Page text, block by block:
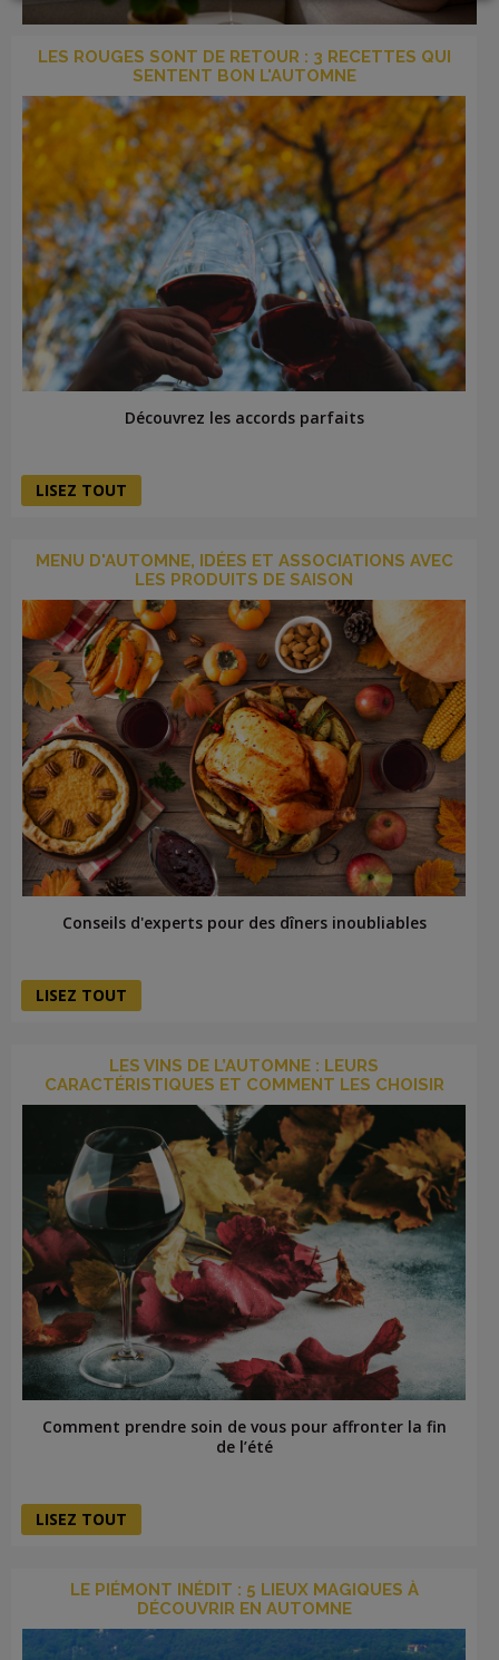
LOGIN
LES ROUGES SONT DE RETOUR : 3 RECETTES QUI
SENTENT BON L'AUTOMNE
Découvrez les accords parfaits
LISEZ TOUT
MENU D'AUTOMNE, IDÉES ET ASSOCIATIONS AVEC
LES PRODUITS DE SAISON
Conseils d'experts pour des dîners inoubliables
LISEZ TOUT
LES VINS DE L’AUTOMNE : LEURS
CARACTÉRISTIQUES ET COMMENT LES CHOISIR
Comment prendre soin de vous pour affronter la fin
de l’été
LISEZ TOUT
LE PIÉMONT INÉDIT : 5 LIEUX MAGIQUES À
DÉCOUVRIR EN AUTOMNE